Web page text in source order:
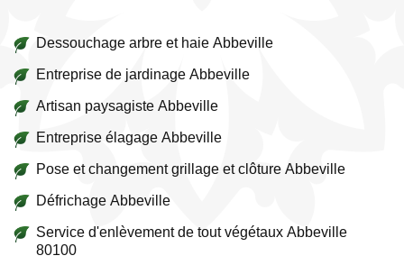
Dessouchage arbre et haie Abbeville
Entreprise de jardinage Abbeville
Artisan paysagiste Abbeville
Entreprise élagage Abbeville
Pose et changement grillage et clôture Abbeville
Défrichage Abbeville
Service d'enlèvement de tout végétaux Abbeville
80100